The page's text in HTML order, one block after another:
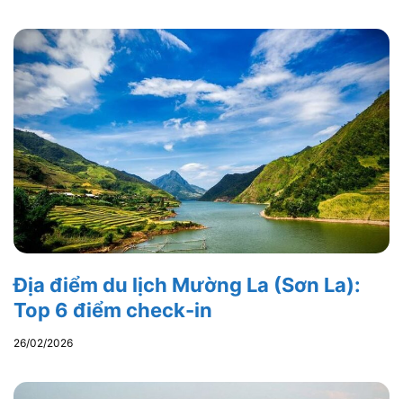
Địa điểm du lịch Mường La (Sơn La):
Top 6 điểm check-in
26/02/2026